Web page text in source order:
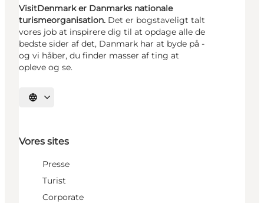
VisitDenmark er Danmarks nationale
turismeorganisation. Det er bogstaveligt talt
vores job at inspirere dig til at opdage alle de
bedste sider af det, Danmark har at byde på -
og vi håber, du finder masser af ting at
opleve og se.
Vælg sprog
Vores sites
Presse
Turist
Corporate